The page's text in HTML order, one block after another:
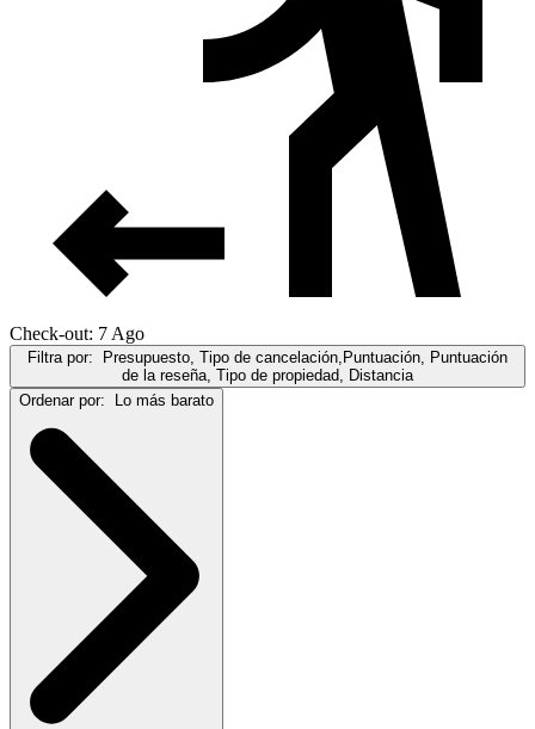
Check-out: 7 Ago
Filtra por:
Presupuesto, Tipo de cancelación,Puntuación, Puntuación
de la reseña, Tipo de propiedad, Distancia
Ordenar por:
Lo más barato